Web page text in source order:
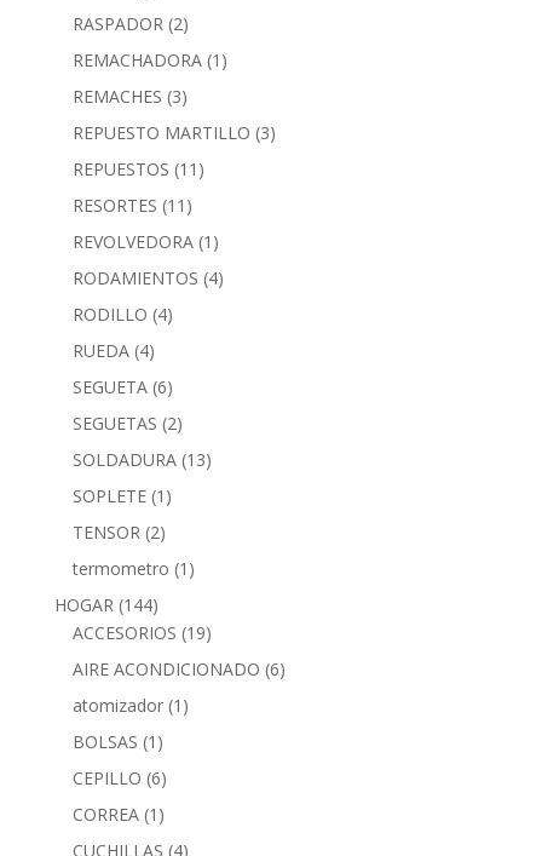
RASPADOR (2)
REMACHADORA (1)
REMACHES (3)
REPUESTO MARTILLO (3)
REPUESTOS (11)
RESORTES (11)
REVOLVEDORA (1)
RODAMIENTOS (4)
RODILLO (4)
RUEDA (4)
SEGUETA (6)
SEGUETAS (2)
SOLDADURA (13)
SOPLETE (1)
TENSOR (2)
termometro (1)
HOGAR (144)
ACCESORIOS (19)
AIRE ACONDICIONADO (6)
atomizador (1)
BOLSAS (1)
CEPILLO (6)
CORREA (1)
CUCHILLAS (4)